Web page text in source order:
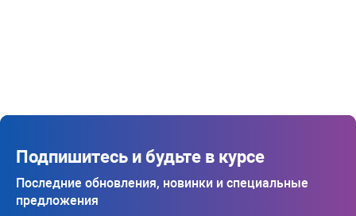
Подпишитесь и будьте в курсе
Последние обновления, новинки и специальные
предложения